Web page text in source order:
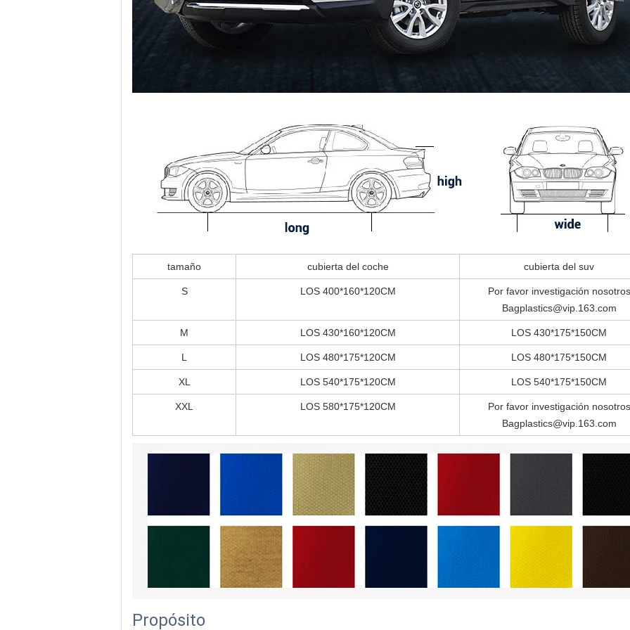
tamaño cubierta del coche cubierta del suv
S LOS 400*160*120CM
Por favor investigación nosotros
Bagplastics@vip.163.com
M LOS 430*160*120CM LOS 430*175*150CM
L LOS 480*175*120CM LOS 480*175*150CM
XL LOS 540*175*120CM LOS 540*175*150CM
XXL LOS 580*175*120CM
Por favor investigación nosotros
Bagplastics@vip.163.com
Propósito